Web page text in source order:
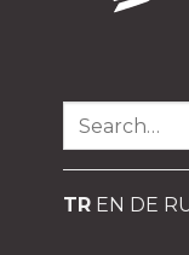
Search
TR EN DE